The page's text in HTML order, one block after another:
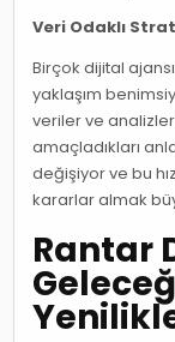
Veri Odaklı
Birçok dijital
yaklaşım
veriler ve
amaçladıkları
değişiyor ve bu
kararlar almak
Rantar